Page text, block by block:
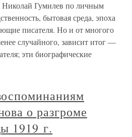
Гумилев по личным
бытовая среда, эпоха
писателя. Но и от многого
случайного, зависит итог —
эти биографические
о разгроме
1919 г.